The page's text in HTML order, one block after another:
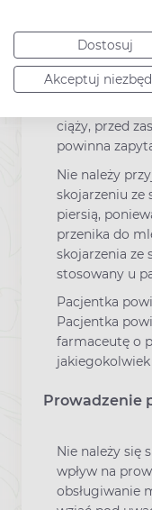
Dostosuj
Akceptuj
leków i
Brak danych
stosowania
ciąży, przed
powinna
Nie należy
skojarzeniu ze
piersią,
przenika do
skojarzenia ze
stosowany u
Pacjentka
Pacjentka
farmaceutę o
jakiegokolwiek
Prowadzenie
Nie należy się
wpływ na
obsługiwanie